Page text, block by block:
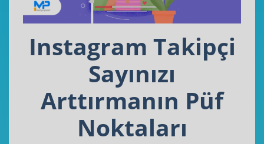
Instagram Takipçi
Sayınızı
Arttırmanın Püf
Noktaları